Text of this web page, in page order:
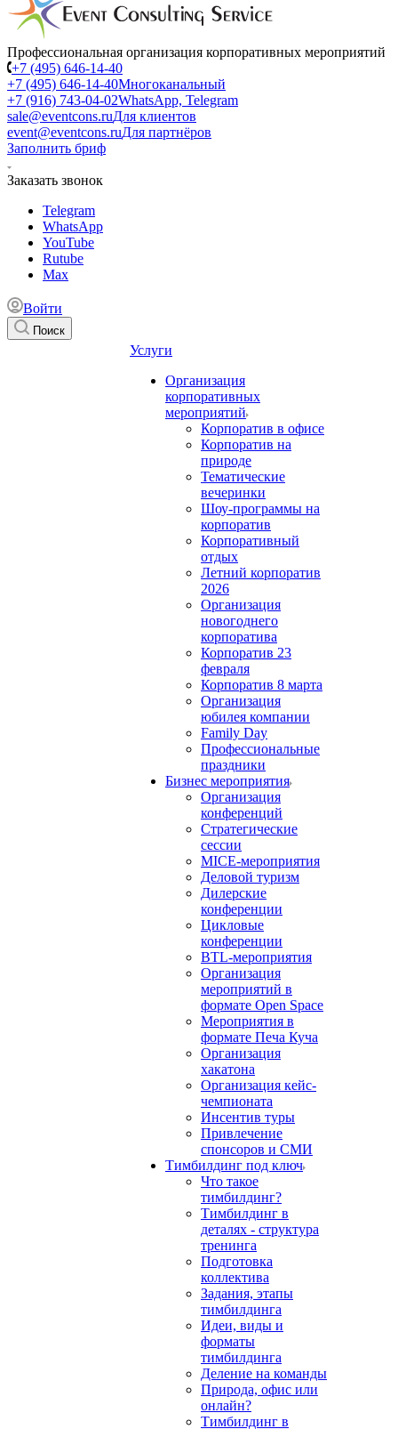
Профессиональная организация корпоративных мероприятий
+7 (495) 646-14-40
+7 (495) 646-14-40Многоканальный
+7 (916) 743-04-02WhatsApp, Telegram
sale@eventcons.ruДля клиентов
event@eventcons.ruДля партнёров
Заполнить бриф
Заказать звонок
Telegram
WhatsApp
YouTube
Rutube
Max
Войти
Поиск
Услуги
Организация
корпоративных
мероприятий
Корпоратив в офисе
Корпоратив на
природе
Тематические
вечеринки
Шоу-программы на
корпоратив
Корпоративный
отдых
Летний корпоратив
2026
Организация
новогоднего
корпоратива
Корпоратив 23
февраля
Корпоратив 8 марта
Организация
юбилея компании
Family Day
Профессиональные
праздники
Бизнес мероприятия
Организация
конференций
Стратегические
сессии
MICE-мероприятия
Деловой туризм
Дилерские
конференции
Цикловые
конференции
BTL-мероприятия
Организация
мероприятий в
формате Open Space
Мероприятия в
формате Печа Куча
Организация
хакатона
Организация кейс-
чемпионата
Инсентив туры
Привлечение
спонсоров и СМИ
Тимбилдинг под ключ
Что такое
тимбилдинг?
Тимбилдинг в
деталях - структура
тренинга
Подготовка
коллектива
Задания, этапы
тимбилдинга
Идеи, виды и
форматы
тимбилдинга
Деление на команды
Природа, офис или
онлайн?
Тимбилдинг в